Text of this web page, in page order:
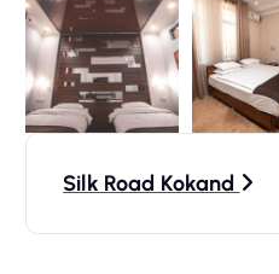
Silk Road Kokand